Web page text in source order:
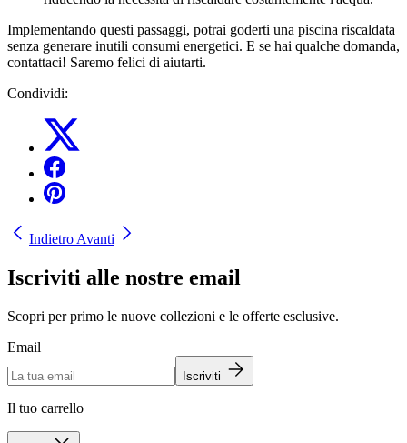
Implementando questi passaggi, potrai goderti una piscina riscaldata
senza generare inutili consumi energetici. E se hai qualche domanda,
contattaci! Saremo felici di aiutarti.
Condividi:
Indietro Avanti
Iscriviti alle nostre email
Scopri per primo le nuove collezioni e le offerte esclusive.
Email
Iscriviti
Il tuo carrello